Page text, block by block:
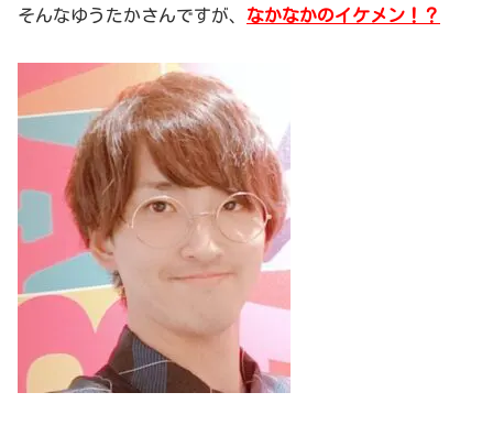
そんなゆうたかさんですが、 なかなかのイケメン！？